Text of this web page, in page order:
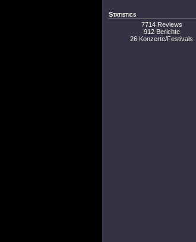
Statistics
7714 Reviews
912 Berichte
26 Konzerte/Festivals